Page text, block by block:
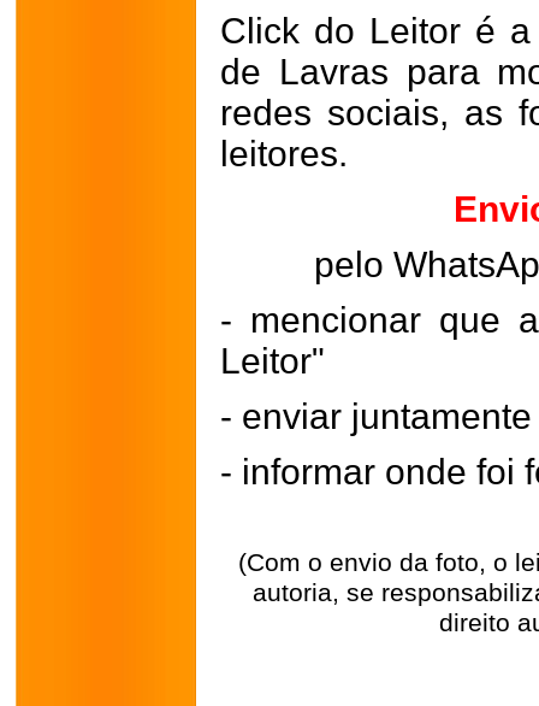
Click do Leitor é
de Lavras para
redes sociais, as
leitores.
pelo
- mencionar que
Leitor"
- enviar
- informar onde foi
(Com o envio da foto, o
autoria, se
direito